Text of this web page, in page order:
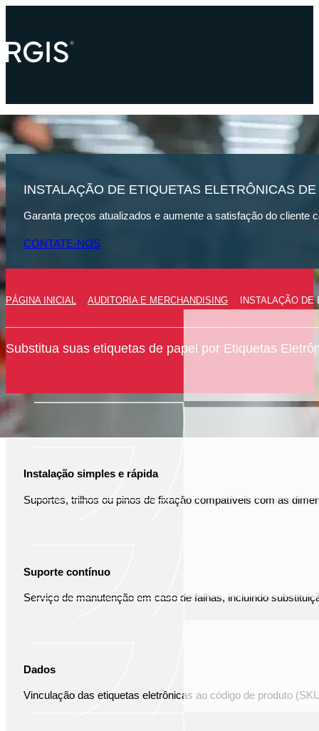
INSTALAÇÃO DE ETIQUETAS ELETRÔNICAS
Garanta preços atualizados e aumente a satisfação do cliente
CONTATE-NOS
PÁGINA INICIAL AUDITORIA E MERCHANDISING INSTALAÇÃO
Substitua suas etiquetas de papel por Etiquetas
COMO PODEMOS TE AJUDAR COM
Instalação simples e rápida
Suportes, trilhos ou pinos de fixação compatíveis com as
Suporte contínuo
Serviço de manutenção em caso de falhas, incluindo
Dados
Vinculação das etiquetas eletrônicas ao código de produto